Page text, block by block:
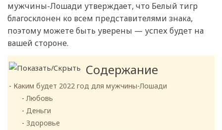
мужчины-Лошади утверждает, что Белый тигр
благосклонен ко всем представителями знака,
поэтому можете быть уверены — успех будет на
вашей стороне.
Содержание
Каким будет 2022 год для мужчины-Лошади
Любовь
Деньги
Здоровье